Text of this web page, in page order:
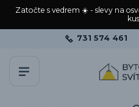
Zatočte s vedrem ☀️ - slevy na
731 574 461